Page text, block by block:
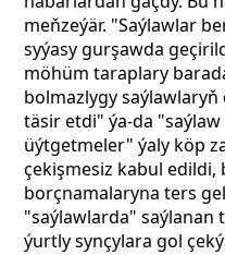
meňzeýär. "Saýlawlar
syýasy gurşawda
möhüm taraplary
bolmazlygy
täsir etdi" ýa-da
üýtgetmeler" ýaly köp
çekişmesiz kabul edildi,
borçnamalaryna ters
"saýlawlarda"
ýurtly synçylara gol